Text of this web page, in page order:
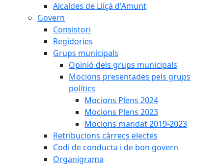
Alcaldes de Lliçà d'Amunt
Govern
Consistori
Regidories
Grups municipals
Opinió dels grups municipals
Mocions presentades pels grups
polítics
Mocions Plens 2024
Mocions Plens 2023
Mocions mandat 2019-2023
Retribucions càrrecs electes
Codi de conducta i de bon govern
Organigrama